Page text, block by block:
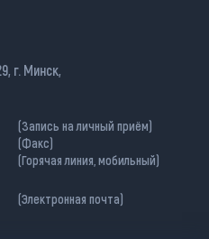
г. Минск,
(Запись на личный приём)
(Факс)
(Горячая линия, мобильный)
(Электронная почта)